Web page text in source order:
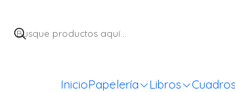
InicioPapelería Libros